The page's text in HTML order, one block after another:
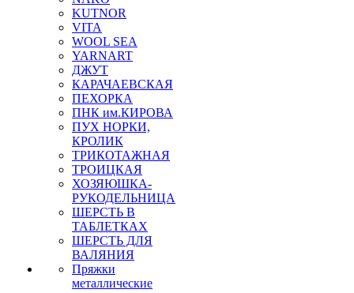
KUTNOR
VITA
WOOL SEA
YARNART
ДЖУТ
КАРАЧАЕВСКАЯ
ПЕХОРКА
ПНК им.КИРОВА
ПУХ НОРКИ,
КРОЛИК
ТРИКОТАЖНАЯ
ТРОИЦКАЯ
ХОЗЯЮШКА-
РУКОДЕЛЬНИЦА
ШЕРСТЬ В
ТАБЛЕТКАХ
ШЕРСТЬ ДЛЯ
ВАЛЯНИЯ
Пряжки
металлические